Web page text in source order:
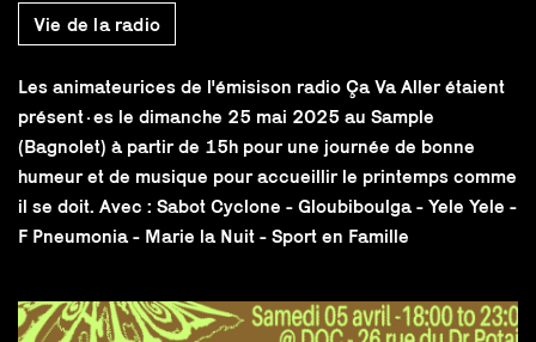
Vie de la radio
Les animateurices de l'émisison radio Ça Va Aller étaient
présent·es le dimanche 25 mai 2025 au Sample
(Bagnolet) à partir de 15h pour une journée de bonne
humeur et de musique pour accueillir le printemps comme
il se doit. Avec : Sabot Cyclone - Gloubiboulga - Yele Yele -
F Pneumonia - Marie la Nuit - Sport en Famille